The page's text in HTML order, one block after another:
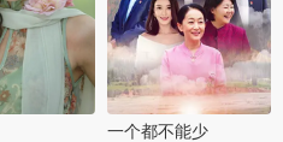
一个都不能少